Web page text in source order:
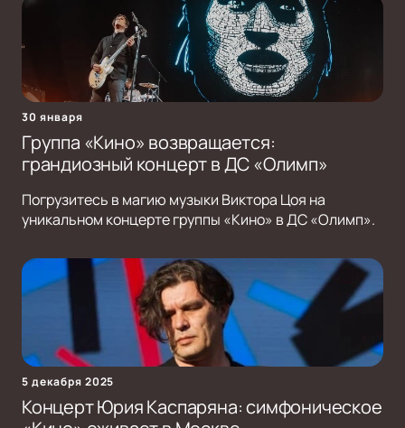
30 января
Группа «Кино» возвращается:
грандиозный концерт в ДС «Олимп»
Погрузитесь в магию музыки Виктора Цоя на
уникальном концерте группы «Кино» в ДС «Олимп».
5 декабря 2025
Концерт Юрия Каспаряна: симфоническое